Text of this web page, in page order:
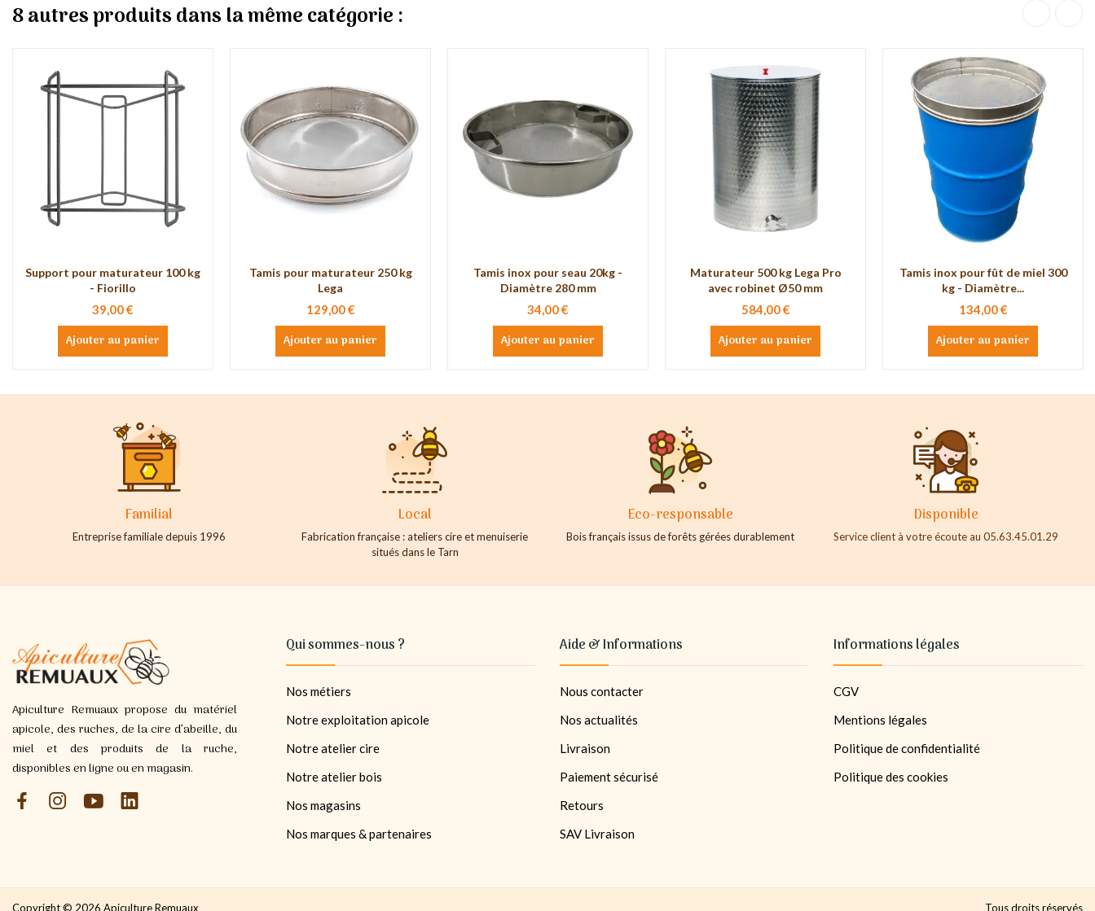
8 autres produits dans la même catégorie :
Support pour maturateur 100 kg
- Fiorillo
39,00 €
Ajouter au panier
Tamis pour maturateur 250 kg
Lega
129,00 €
Ajouter au panier
Tamis inox pour seau 20kg -
Diamètre 280 mm
34,00 €
Ajouter au panier
Maturateur 500 kg Lega Pro
avec robinet Ø50 mm
584,00 €
Ajouter au panier
Tamis inox pour fût de miel 300
kg - Diamètre...
134,00 €
Ajouter au panier
Familial
Entreprise familiale depuis 1996
Local
Fabrication française : ateliers cire et menuiserie
situés dans le Tarn
Eco-responsable
Bois français issus de forêts gérées durablement
Disponible
Service client à votre écoute au 05.63.45.01.29
Apiculture Remuaux propose du matériel
apicole, des ruches, de la cire d’abeille, du
miel et des produits de la ruche,
disponibles en ligne ou en magasin.
Qui sommes-nous ?
Nos métiers
Notre exploitation apicole
Notre atelier cire
Notre atelier bois
Nos magasins
Nos marques & partenaires
Aide & Informations
Nous contacter
Nos actualités
Livraison
Paiement sécurisé
Retours
SAV Livraison
Informations légales
CGV
Mentions légales
Politique de confidentialité
Politique des cookies
Copyright © 2026 Apiculture Remuaux Tous droits réservés